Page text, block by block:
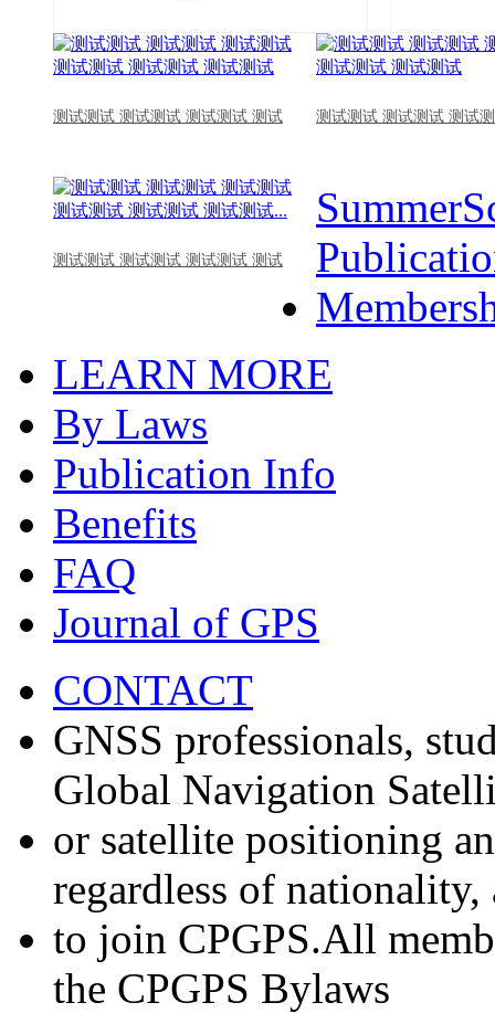
测试测试 测试测试 测试测试 测试 测试测试 测试测试 测试
测试测试 测试测试 测试测试 测试
LEARN MORE
By Laws
Publication Info
Benefits
FAQ
Journal of GPS
CONTACT
GNSS professionals,
Global Navigation
or satellite positioning
regardless of nationality,
to join CPGPS.All
the CPGPS Bylaws